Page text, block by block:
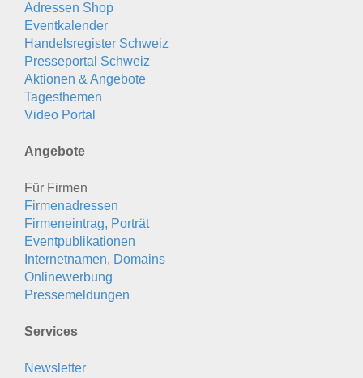
Adressen Shop
Eventkalender
Handelsregister Schweiz
Presseportal Schweiz
Aktionen & Angebote
Tagesthemen
Video Portal
Angebote
Für Firmen
Firmenadressen
Firmeneintrag, Porträt
Eventpublikationen
Internetnamen, Domains
Onlinewerbung
Pressemeldungen
Services
Newsletter